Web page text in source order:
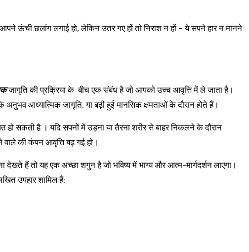
ऊंची छलांग लगाई हो, लेकिन उतर गए हों तो निराश न हों – ये सपने हार न मानने
जागृति की प्रक्रिया के बीच एक संबंध है जो आपको उच्च आवृत्ति में ले जाता है।
अनुभव आध्यात्मिक जागृति, या बढ़ी हुई मानसिक क्षमताओं के दौरान होते हैं।
हो सकती है । यदि सपनों में उड़ना या तैरना शरीर से बाहर निकलने के दौरान
की कंपन आवृत्ति बढ़ गई हो।
हैं तो यह एक अच्छा शगुन है जो भविष्य में भाग्य और आत्म-मार्गदर्शन लाएगा।
उपहार शामिल हैं: